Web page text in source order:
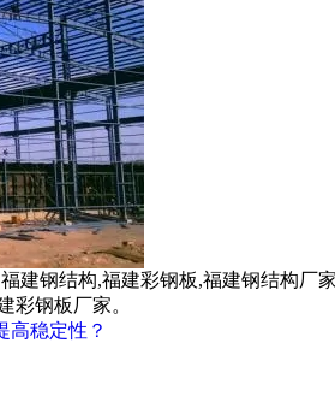
建钢结构,福建彩钢板,福建钢结构厂
彩钢板厂家。
高稳定性？